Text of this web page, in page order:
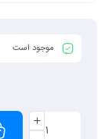
موجود است